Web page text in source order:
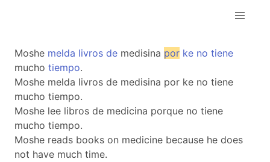
Moshe melda livros de medisina por ke no tiene
mucho tiempo.
Moshe melda livros de medisina por ke no tiene
mucho tiempo.
Moshe lee libros de medicina porque no tiene
mucho tiempo.
Moshe reads books on medicine because he does
not have much time.